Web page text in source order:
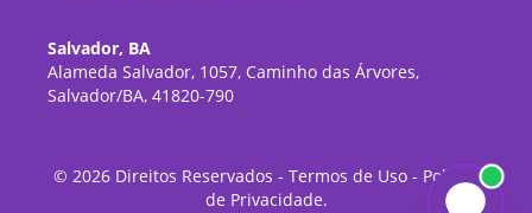
Salvador, BA
Alameda Salvador, 1057, Caminho das Árvores,
Salvador/BA, 41820-790
© 2026Direitos Reservados - Termos de Uso- Política
de Privacidade.